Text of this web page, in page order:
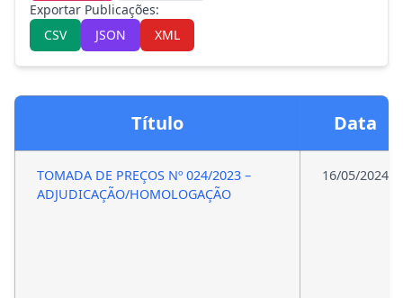
Exportar Publicações:
CSV
JSON XML
Título Data
TOMADA DE PREÇOS Nº 024/2023 –
ADJUDICAÇÃO/HOMOLOGAÇÃO
16/05/2024